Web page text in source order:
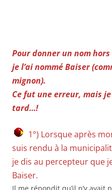
Pour donner un nom
je l’ai nommé Baiser
mignon).
Ce fut une erreur, mais
tard…!
1°) Lorsque après
suis rendu à la
je dis au percepteur que
Baiser.